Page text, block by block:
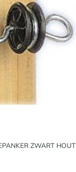
ZWART HOUT